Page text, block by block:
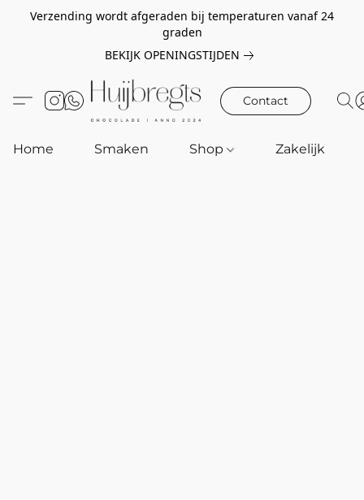
Verzending wordt afgeraden bij temperaturen vanaf 24
graden
BEKIJK OPENINGSTIJDEN
Contact
Home Smaken Shop Zakelijk